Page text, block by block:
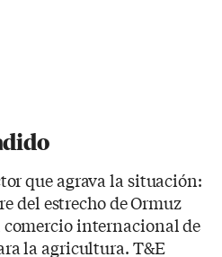
que agrava la situación:
del estrecho de Ormuz
internacional de
la agricultura. T&E